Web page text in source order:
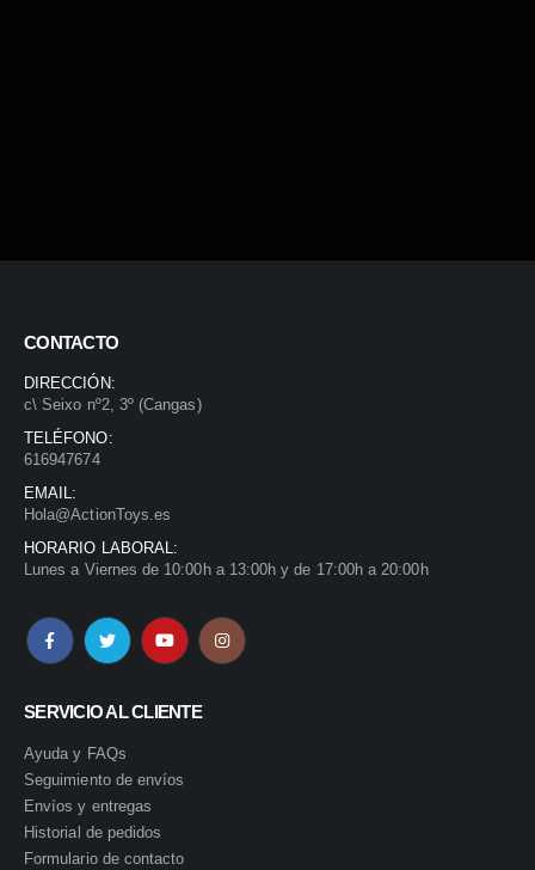
CONTACTO
DIRECCIÓN:
c\ Seixo nº2, 3º (Cangas)
TELÉFONO:
616947674
EMAIL:
Hola@ActionToys.es
HORARIO LABORAL:
Lunes a Viernes de 10:00h a 13:00h y de 17:00h a 20:00h
SERVICIO AL CLIENTE
Ayuda y FAQs
Seguimiento de envíos
Envíos y entregas
Historial de pedidos
Formulario de contacto